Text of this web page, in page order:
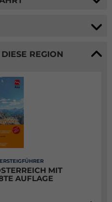
REGION
MIT
AUFLAGE